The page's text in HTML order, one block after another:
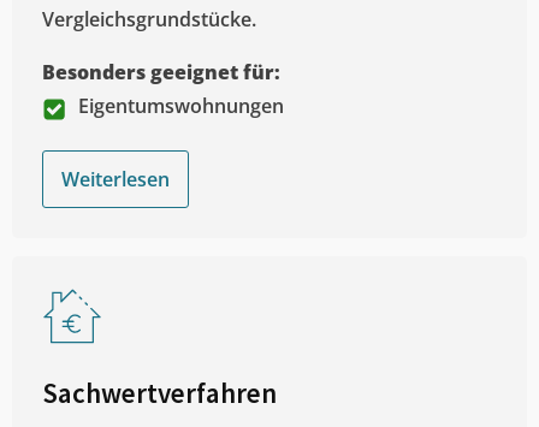
Vergleichsgrundstücke.
Besonders geeignet für:
Eigentumswohnungen
Weiterlesen
Sachwertverfahren